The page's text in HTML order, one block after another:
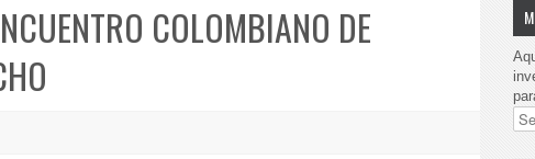
COLOMBIANO DE